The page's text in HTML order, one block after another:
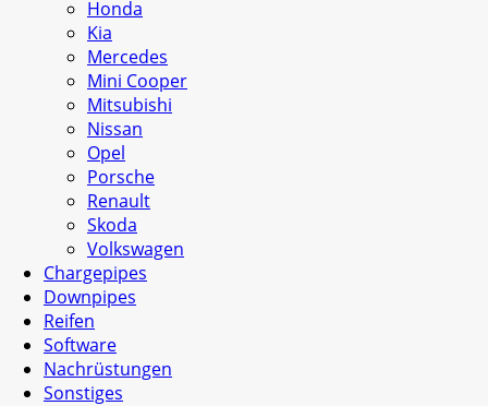
Honda
Kia
Mercedes
Mini Cooper
Mitsubishi
Nissan
Opel
Porsche
Renault
Skoda
Volkswagen
Chargepipes
Downpipes
Reifen
Software
Nachrüstungen
Sonstiges